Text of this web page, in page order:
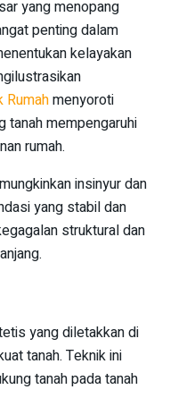
yang menopang
penting dalam
kelayakan
Rumahmenyoroti
tanah mempengaruhi
rumah.
insinyur dan
yang stabil dan
struktural dan
yang diletakkan di
tanah. Teknik ini
tanah pada tanah